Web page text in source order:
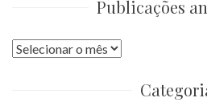
Publicações
Publicações